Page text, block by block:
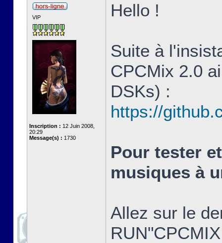
VIP
Inscription : 12 Juin 2008,
20:29
Message(s) : 1730
Hello !
Suite à
CPCMix 2.0
DSKs) :
https://
Pour tester
musiques à
Allez sur le
RUN"CPCMIX